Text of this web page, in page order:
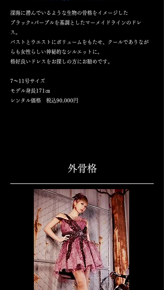
深海に潜んでいるような生物の骨格をイメージした
ブラック×パープルを基調としたマーメイドラインのドレ
ス。
バストとウエストにボリュームをもたせ、クールでありなが
らも女性らしい神秘的なシルエットに。
格好良いドレスをお探しの方にお勧めです。
7～11号サイズ
​モデル身長171㎝
​レンタル価格 税込90,000円
外骨格